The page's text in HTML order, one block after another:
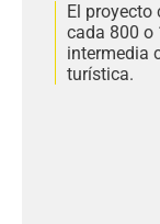
El
cada 800 o
intermedia
turística.